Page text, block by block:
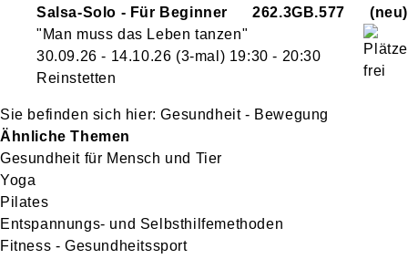
Salsa-Solo - Für Beginner
262.3GB.577
neu
"Man muss das Leben tanzen"
30.09.26 - 14.10.26 (3-mal) 19:30 - 20:30
Reinstetten
Gesundheit - Bewegung
Ähnliche Themen
Gesundheit für Mensch und Tier
Yoga
Pilates
Entspannungs- und Selbsthilfemethoden
Fitness - Gesundheitssport